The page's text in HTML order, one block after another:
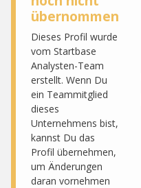
übernommen
Dieses Profil wurde
vom Startbase
Analysten-Team
erstellt. Wenn Du
ein Teammitglied
dieses
Unternehmens bist,
kannst Du das
Profil übernehmen,
um Änderungen
daran vornehmen